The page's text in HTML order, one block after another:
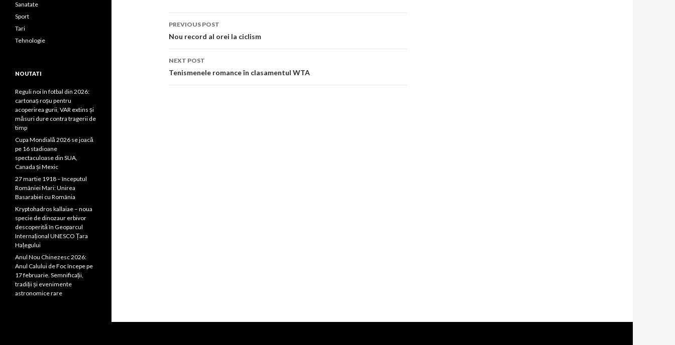
Post
navigation
PREVIOUS POST
Nou record al orei la ciclism
NEXT POST
Tenismenele romance în clasamentul WTA
Sanatate
Sport
Tari
Tehnologie
NOUTATI
Reguli noi în fotbal din 2026:
cartonaș roșu pentru
acoperirea gurii, VAR extins și
măsuri dure contra tragerii de
timp
Cupa Mondială 2026 se joacă
pe 16 stadioane
spectaculoase din SUA,
Canada și Mexic
27 martie 1918 – începutul
României Mari: Unirea
Basarabiei cu România
Kryptohadros kallaiae – noua
specie de dinozaur erbivor
descoperită în Geoparcul
Internațional UNESCO Țara
Hațegului
Anul Nou Chinezesc 2026:
Anul Calului de Foc începe pe
17 februarie. Semnificații,
tradiții și evenimente
astronomice rare